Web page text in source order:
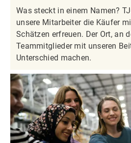
Was steckt in einem Namen?
unsere Mitarbeiter die Käufer
Schätzen erfreuen. Der Ort, an
Teammitglieder mit unseren
Unterschied machen.